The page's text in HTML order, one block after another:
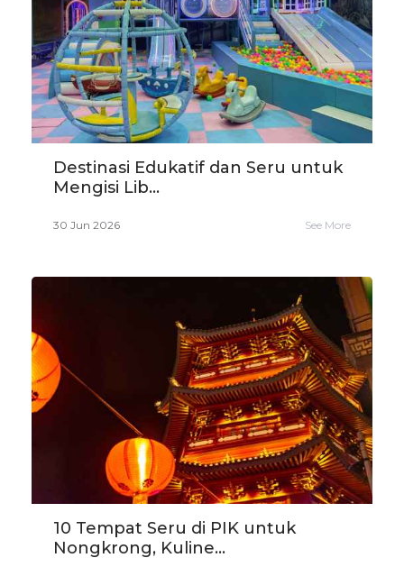
Destinasi Edukatif dan Seru untuk
Mengisi Lib...
30 Jun 2026 See More
10 Tempat Seru di PIK untuk
Nongkrong, Kuline...